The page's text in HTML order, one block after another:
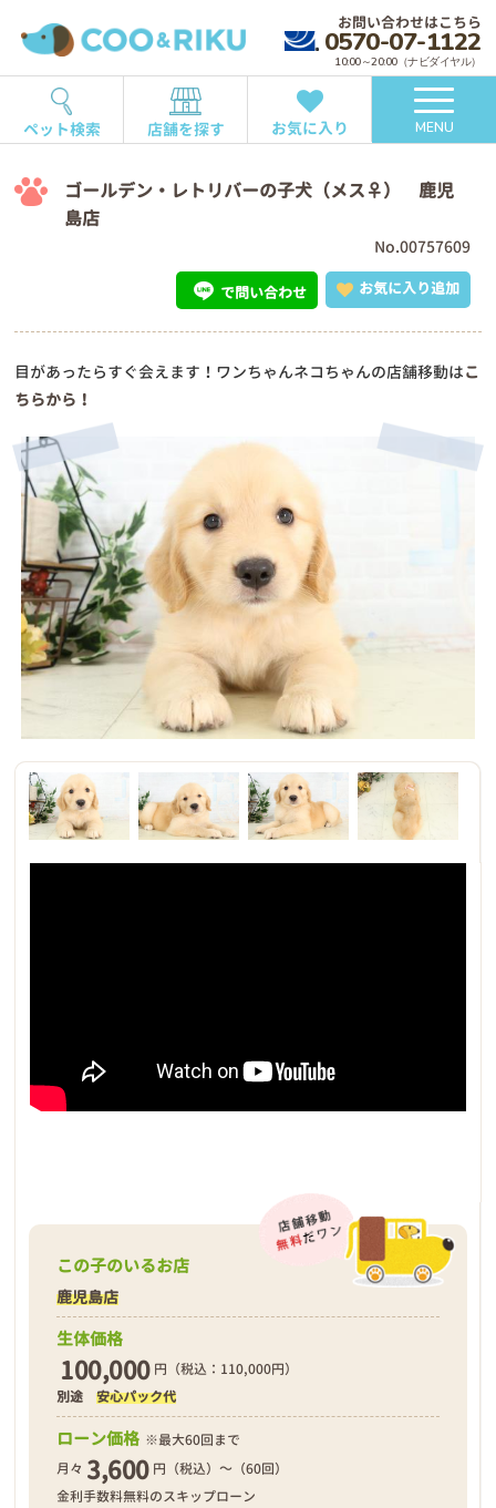
お問い合わせはこちら
0570-07-1122
10:00～20:00（ナビダイヤル）
ペット検索 店舗を探す お気に入り MENU
ゴールデン・レトリバーの子犬（メス♀） 鹿児
島店
No.00757609
お気に入り追加
で問い合わせ
目があったらすぐ会えます！ワンちゃんネコちゃんの店舗移動はこ
ちらから！
この子のいるお店
鹿児島店
生体価格
100,000 円（税込：110,000円）
別途安心パック代
ローン価格 ※最大60回まで
月々 3,600 円（税込）～（60回）
金利手数料無料のスキップローン